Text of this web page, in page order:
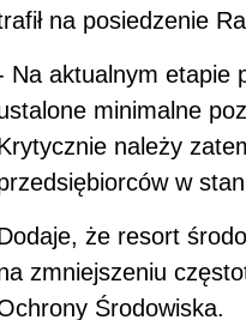
na posiedzenie
Na aktualnym etapie
minimalne
należy
w
że resort
zmniejszeniu
Środowiska.